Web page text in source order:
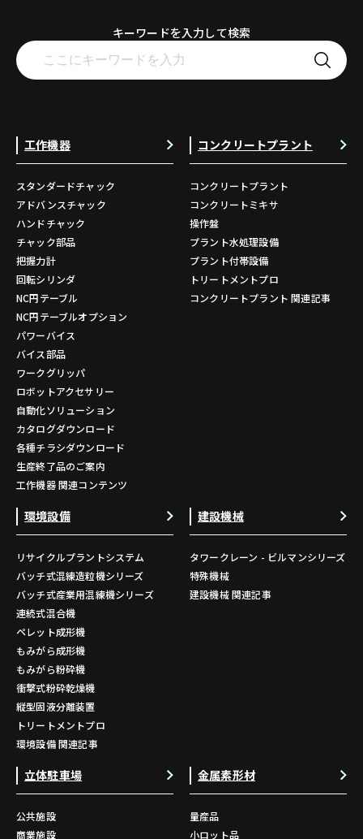
キーワードを入力して検索
工作機器
スタンダードチャック
アドバンスチャック
ハンドチャック
チャック部品
把握力計
回転シリンダ
NC円テーブル
NC円テーブルオプション
パワーバイス
バイス部品
ワークグリッパ
ロボットアクセサリー
自動化ソリューション
カタログダウンロード
各種チラシダウンロード
生産終了品のご案内
工作機器 関連コンテンツ
コンクリートプラント
コンクリートプラント
コンクリートミキサ
操作盤
プラント水処理設備
プラント付帯設備
トリートメントプロ
コンクリートプラント 関連記事
環境設備
リサイクルプラントシステム
バッチ式混練造粒機シリーズ
バッチ式産業用混練機シリーズ
連続式混合機
ペレット成形機
もみがら成形機
もみがら粉砕機
衝撃式粉砕乾燥機
縦型固液分離装置
トリートメントプロ
環境設備 関連記事
建設機械
タワークレーン - ビルマンシリーズ
特殊機械
建設機械 関連記事
立体駐車場
公共施設
商業施設
金属素形材
量産品
小ロット品